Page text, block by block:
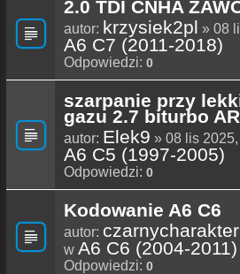
2.0 TDI CNHA
autor: krzysiek2pl » 08
A6 C7 (2011-2018)
Odpowiedzi: 0
szarpanie przy
gazu 2.7 biturbo
autor: Elek9 » 08 lis
A6 C5 (1997-2005)
Odpowiedzi: 0
Kodowanie A6 C6
autor: czarnycharakter
w A6 C6 (2004-2011)
Odpowiedzi: 0